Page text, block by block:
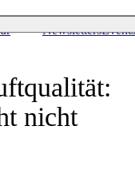
NewslettersEvents
nicht